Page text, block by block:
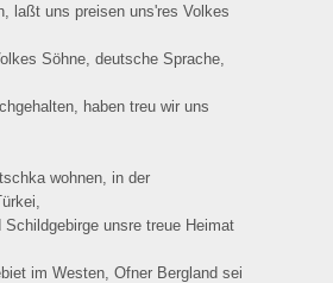
laßt uns preisen uns'res Volkes
Söhne, deutsche Sprache,
haben treu wir uns
wohnen, in der
Schildgebirge unsre treue Heimat
im Westen, Ofner Bergland sei